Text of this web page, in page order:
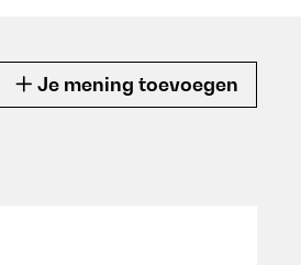
Je mening toevoegen